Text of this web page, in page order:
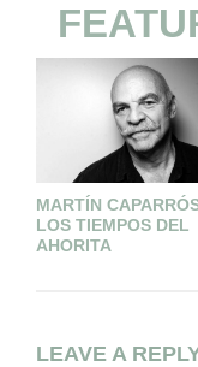
MARTÍN
LOS TIEMPOS DEL
AHORITA
LEAVE A